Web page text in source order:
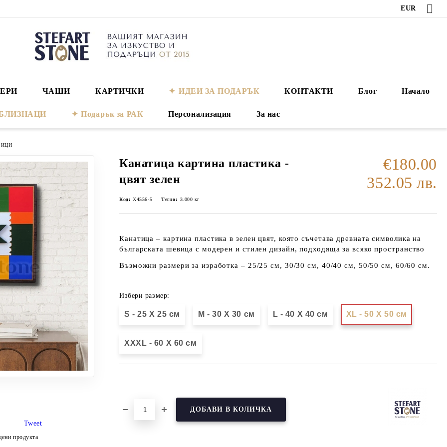
EUR
ЧАШИ КАРТИЧКИ ИДЕИ ЗА ПОДАРЪК КОНТАКТИ Блог Начало
БЛИЗНАЦИ Подарък за РАК Персонализация За нас
Канатица картина пластика -
цвят зелен
€180.00
352.05 лв.
Код: Х4556-5 Тегло: 3.000 кг
Канатица – картина пластика в зелен цвят, която съчетава древната символика на
българската шевица с модерен и стилен дизайн, подходяща за всяко пространство
Възможни размери за изработка – 25/25 см, 30/30 см, 40/40 см, 50/50 см, 60/60 см.
Избери размер:
S - 25 X 25 см М - 30 Х 30 см L - 40 X 40 см XL - 50 X 50 см
XXXL - 60 X 60 см
Tweet
продукта